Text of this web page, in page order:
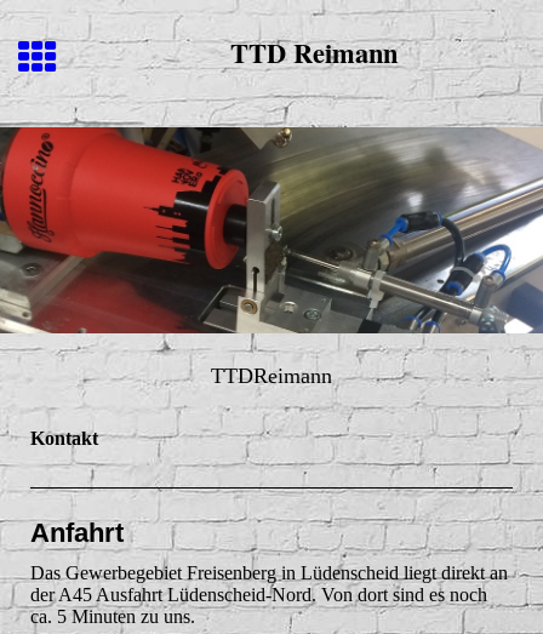
TTD Reimann
TTDReimann
Kontakt
Anfahrt
Das Gewerbegebiet Freisenberg in Lüdenscheid liegt direkt an
der A45 Ausfahrt Lüdenscheid-Nord. Von dort sind es noch
ca. 5 Minuten zu uns.